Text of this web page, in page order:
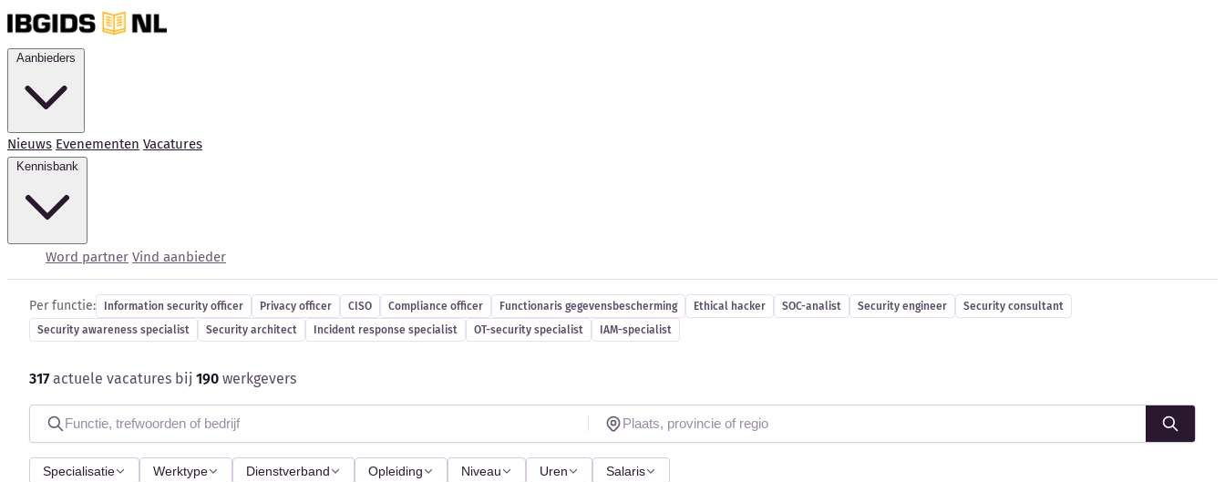
Nieuws Evenementen Vacatures
Word partner Vind aanbieder
Cybersecurity-vacatures
Per functie: Information security officer Privacy officer CISO Compliance officer Functionaris gegevensbescherming Ethical hacker SOC-analist Security engineer
Security consultant
Security awareness specialist
Security architect Incident response specialist OT-security specialist IAM-specialist
317 actuele vacatures bij 190 werkgevers
Specialisatie Werktype Dienstverband Opleiding Niveau Uren Salaris